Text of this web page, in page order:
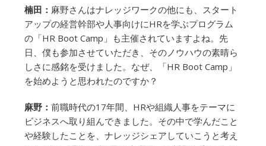
楠田： 麻野さんはナレッジワークの他にも、スタート
アップの経営幹部や人事向けにHRを学ぶプログラム
の「HR Boot Camp」も主催されていますよね。先
日、僕も参加させていただき、そのノウハウの素晴ら
しさに感銘を受けました。なぜ、「HR Boot Camp」
を始めようと思われたのですか？
麻野： 前職時代の17年間、HRや組織人事をテーマに
ビジネスへ取り組んできました。その中で学んだこと
や経験したことを、ナレッジシェアしていこうと考え